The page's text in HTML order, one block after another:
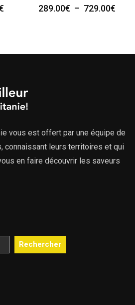
à
289.00€ – 729.00€
à
vous est offert par une équipe de
connaissant leurs territoires et qui
en faire découvrir les saveurs
Rechercher